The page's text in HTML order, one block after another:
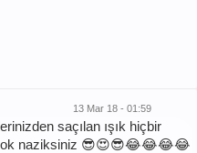
13 Mar 18 - 01:59
saçılan ışık hiçbir
naziksiniz 😎😍😎😂😂😂😂